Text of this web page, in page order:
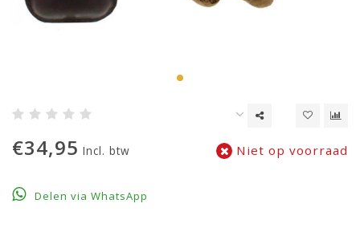
€34,95 Incl. btw Niet op voorraad
Delen via WhatsApp